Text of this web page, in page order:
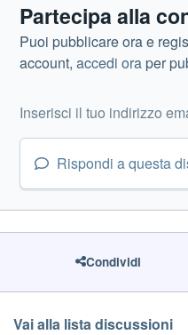
Partecipa alla
Puoi pubblicare ora e
account,accedi oraper
Rispondi a questa
Condividi
Vai alla lista discussioni